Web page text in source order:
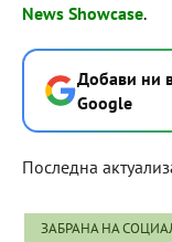
News Showcase.
Добави ни
Google
Последна
ЗАБРАНА НА